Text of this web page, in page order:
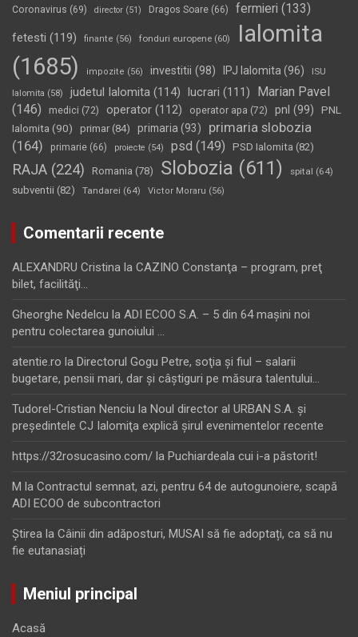
Coronavirus (69) director (51) Dragos Soare (66) fermieri (133)
fetesti (119) finante (56) fonduri europene (60)
Ialomita
(1685)
impozite (56) investitii (98) IPJ Ialomita (96) ISU
Ialomita (58) judetul Ialomita (114) lucrari (111)
Marian Pavel
(146)
medici (72) operator (112) operator apa (72) pnl (99)
PNL
Ialomita (90) primar(84) primaria (93)
primaria slobozia
(164)
primarie (66) proiecte (54) psd (149) PSD Ialomita (82)
RAJA (224) Romania (78) Slobozia (611) spital (64)
subventii (82) Tandarei (64) Victor Moraru (56)
Comentarii recente
ALEXANDRU Cristina la CAZINO Constanţa – program, preţ
bilet, facilităţi…
Gheorghe Nedelcu la ADI ECOO S.A. – 5 din 64 maşini noi
pentru colectarea gunoiului …
atentie.ro la Directorul Gogu Petre, soţia şi fiul – salarii
bugetare, pensii mari, dar şi câştiguri pe măsura talentului…
Tudorel-Cristian Nenciu la Noul director al URBAN S.A. şi
preşedintele CJ Ialomiţa explică şirul evenimentelor recente
https://32rosucasino.com/ la Puchiardeala cui i-a păstorit!
M la Contractul semnat, azi, pentru 64 de autogunoiere, scapă
ADI ECOO de subcontractori
Ştirea la Câinii din adăposturi, MUSAI să fie adoptați, ca să nu
fie eutanasiați
Meniul principal
Acasă